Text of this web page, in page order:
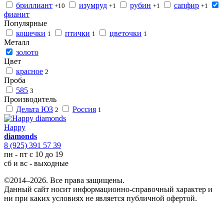
бриллиант +10 изумруд +1 рубин +1 сапфир +1
фианит
Популярные
кошечки 1 птички 1 цветочки 1
Металл
золото
Цвет
красное 2
Проба
585 3
Производитель
Дельта ЮЗ 2 Россия 1
Happy
diamonds
8 (925) 391 57 39
пн - пт с 10 до 19
сб и вс - выходные
©2014–2026. Все права защищены.
Данный сайт носит информационно-справочный характер и
ни при каких условиях не является публичной офертой.